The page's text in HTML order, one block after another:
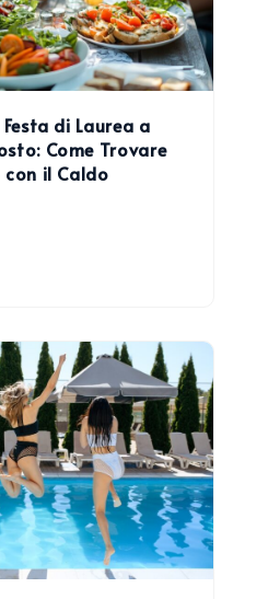
di Laurea a
Come Trovare
il Caldo